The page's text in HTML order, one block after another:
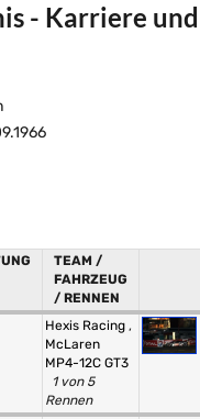
- Karriere und
TEAM /
FAHRZEUG
/ RENNEN
Hexis Racing ,
McLaren
MP4-12C GT3
1 von 5
Rennen